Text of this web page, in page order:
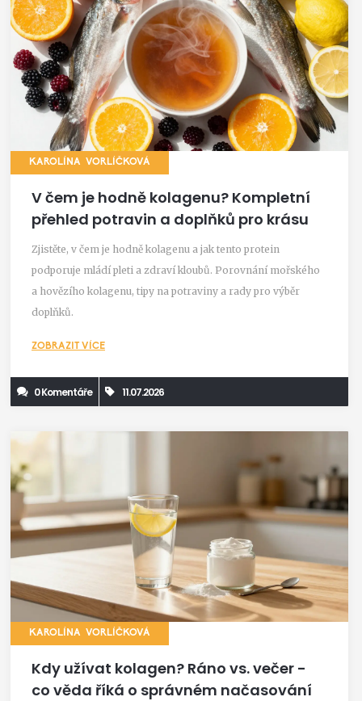
KAROLÍNA VORLÍČKOVÁ
V čem je hodně kolagenu? Kompletní
přehled potravin a doplňků pro krásu
Zjistěte, v čem je hodně kolagenu a jak tento protein
podporuje mládí pleti a zdraví kloubů. Porovnání mořského
a hovězího kolagenu, tipy na potraviny a rady pro výběr
doplňků.
ZOBRAZIT VÍCE
0 Komentáře 11.07.2026
KAROLÍNA VORLÍČKOVÁ
Kdy užívat kolagen? Ráno vs. večer -
co věda říká o správném načasování